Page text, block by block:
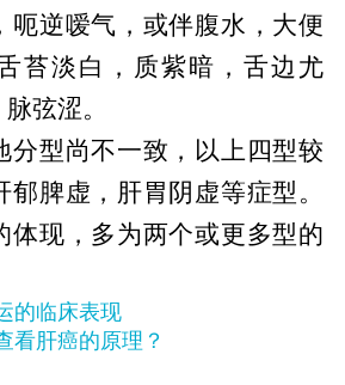
呃逆嗳气，或伴腹水，大便
苔淡白，质紫暗，舌边尤
弦涩。
型尚不一致，以上四型较
郁脾虚，肝胃阴虚等症型。
体现，多为两个或更多型的
的临床表现
看肝癌的原理？